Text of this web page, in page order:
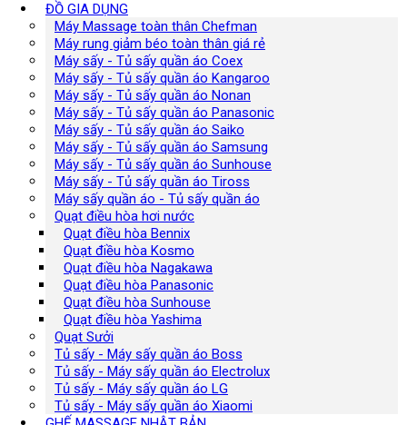
ĐỒ GIA DỤNG
Máy Massage toàn thân Chefman
Máy rung giảm béo toàn thân giá rẻ
Máy sấy - Tủ sấy quần áo Coex
Máy sấy - Tủ sấy quần áo Kangaroo
Máy sấy - Tủ sấy quần áo Nonan
Máy sấy - Tủ sấy quần áo Panasonic
Máy sấy - Tủ sấy quần áo Saiko
Máy sấy - Tủ sấy quần áo Samsung
Máy sấy - Tủ sấy quần áo Sunhouse
Máy sấy - Tủ sấy quần áo Tiross
Máy sấy quần áo - Tủ sấy quần áo
Quạt điều hòa hơi nước
Quạt điều hòa Bennix
Quạt điều hòa Kosmo
Quạt điều hòa Nagakawa
Quạt điều hòa Panasonic
Quạt điều hòa Sunhouse
Quạt điều hòa Yashima
Quạt Sưởi
Tủ sấy - Máy sấy quần áo Boss
Tủ sấy - Máy sấy quần áo Electrolux
Tủ sấy - Máy sấy quần áo LG
Tủ sấy - Máy sấy quần áo Xiaomi